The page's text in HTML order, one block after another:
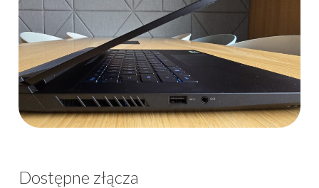
Dostępne złącza